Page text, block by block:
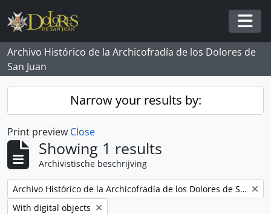
Skip to main content
Archivo Histórico de la Archicofradía de los Dolores de
San Juan
Narrow your results by:
Print preview Close
Showing 1 results
Archivistische beschrijving
Remove filter:
Archivo Histórico de la Archicofradía de los Dolores de San Juan
Remove filter:
With digital objects